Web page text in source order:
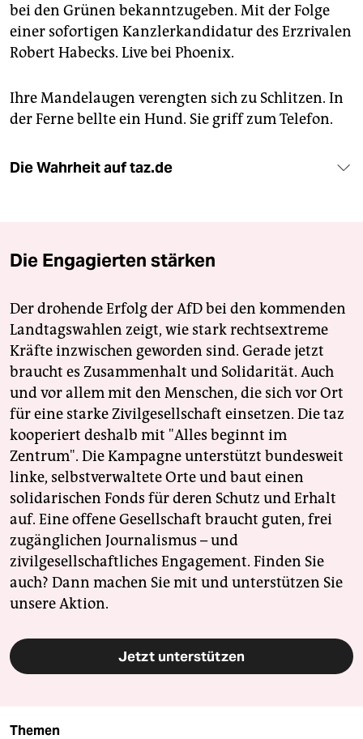
bei den Grünen bekanntzugeben. Mit der Folge
einer sofortigen Kanzlerkandidatur des Erzrivalen
Robert Habecks. Live bei Phoenix.
Ihre Mandelaugen verengten sich zu Schlitzen. In
der Ferne bellte ein Hund. Sie griff zum Telefon.
Die Wahrheit auf taz.de
Die Engagierten stärken
Der drohende Erfolg der AfD bei den kommenden
Landtagswahlen zeigt, wie stark rechtsextreme
Kräfte inzwischen geworden sind. Gerade jetzt
braucht es Zusammenhalt und Solidarität. Auch
und vor allem mit den Menschen, die sich vor Ort
für eine starke Zivilgesellschaft einsetzen. Die taz
kooperiert deshalb mit "Alles beginnt im
Zentrum". Die Kampagne unterstützt bundesweit
linke, selbstverwaltete Orte und baut einen
solidarischen Fonds für deren Schutz und Erhalt
auf. Eine offene Gesellschaft braucht guten, frei
zugänglichen Journalismus – und
zivilgesellschaftliches Engagement. Finden Sie
auch? Dann machen Sie mit und unterstützen Sie
unsere Aktion.
Jetzt unterstützen
Themen